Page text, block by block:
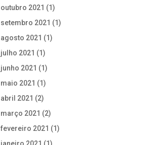
outubro 2021 (1)
setembro 2021 (1)
agosto 2021 (1)
julho 2021 (1)
junho 2021 (1)
maio 2021 (1)
abril 2021 (2)
março 2021 (2)
fevereiro 2021 (1)